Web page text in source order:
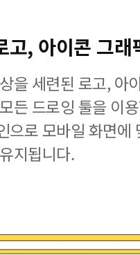
고, 아이콘 그래
을 세련된 로고, 아
든 드로잉 툴을 이
으로 모바일 화면에
지됩니다.